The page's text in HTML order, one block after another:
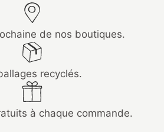
de nos boutiques.
recyclés.
à chaque commande.